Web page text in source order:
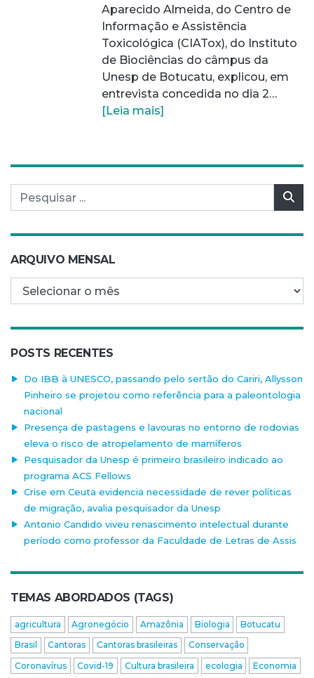
Aparecido Almeida, do Centro de
Informação e Assistência
Toxicológica (CIATox), do Instituto
de Biociências do câmpus da
Unesp de Botucatu, explicou, em
entrevista concedida no dia 2…
[Leia mais]
Pesquisar por:
ARQUIVO MENSAL
Arquivo mensal
POSTS RECENTES
Do IBB à UNESCO, passando pelo sertão do Cariri, Allysson
Pinheiro se projetou como referência para a paleontologia
nacional
Presença de pastagens e lavouras no entorno de rodovias
eleva o risco de atropelamento de mamíferos
Pesquisador da Unesp é primeiro brasileiro indicado ao
programa ACS Fellows
Crise em Ceuta evidencia necessidade de rever políticas
de migração, avalia pesquisador da Unesp
Antonio Candido viveu renascimento intelectual durante
período como professor da Faculdade de Letras de Assis
TEMAS ABORDADOS (TAGS)
agricultura Agronegócio Amazônia Biologia
Botucatu
Brasil
Cantoras Cantoras brasileiras
Conservação
Coronavírus
Covid-19 Cultura brasileira ecologia
Economia